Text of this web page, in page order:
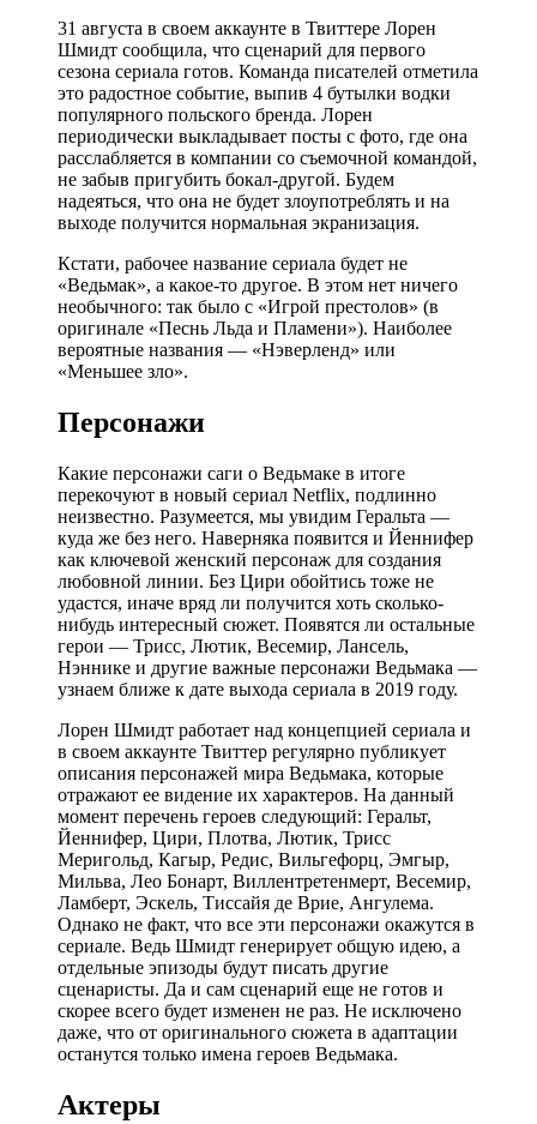
31 августа в своем аккаунте в Твиттере Лорен
Шмидт сообщила, что сценарий для первого
сезона сериала готов. Команда писателей отметила
это радостное событие, выпив 4 бутылки водки
популярного польского бренда. Лорен
периодически выкладывает посты с фото, где она
расслабляется в компании со съемочной командой,
не забыв пригубить бокал-другой. Будем
надеяться, что она не будет злоупотреблять и на
выходе получится нормальная экранизация.
Кстати, рабочее название сериала будет не
«Ведьмак», а какое-то другое. В этом нет ничего
необычного: так было с «Игрой престолов» (в
оригинале «Песнь Льда и Пламени»). Наиболее
вероятные названия — «Нэверленд» или
«Меньшее зло».
Персонажи
Какие персонажи саги о Ведьмаке в итоге
перекочуют в новый сериал Netflix, подлинно
неизвестно. Разумеется, мы увидим Геральта —
куда же без него. Наверняка появится и Йеннифер
как ключевой женский персонаж для создания
любовной линии. Без Цири обойтись тоже не
удастся, иначе вряд ли получится хоть сколько-
нибудь интересный сюжет. Появятся ли остальные
герои — Трисс, Лютик, Весемир, Лансель,
Нэннике и другие важные персонажи Ведьмака —
узнаем ближе к дате выхода сериала в 2019 году.
Лорен Шмидт работает над концепцией сериала и
в своем аккаунте Твиттер регулярно публикует
описания персонажей мира Ведьмака, которые
отражают ее видение их характеров. На данный
момент перечень героев следующий: Геральт,
Йеннифер, Цири, Плотва, Лютик, Трисс
Меригольд, Кагыр, Редис, Вильгефорц, Эмгыр,
Мильва, Лео Бонарт, Виллентретенмерт, Весемир,
Ламберт, Эскель, Тиссайя де Врие, Ангулема.
Однако не факт, что все эти персонажи окажутся в
сериале. Ведь Шмидт генерирует общую идею, а
отдельные эпизоды будут писать другие
сценаристы. Да и сам сценарий еще не готов и
скорее всего будет изменен не раз. Не исключено
даже, что от оригинального сюжета в адаптации
останутся только имена героев Ведьмака.
Актеры